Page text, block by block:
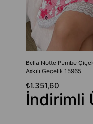
Bella Notte Pembe
Askılı Gecelik 15965
₺1.351,60
İndirimli